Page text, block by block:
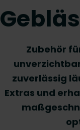
Zubehör
zuverlässig
Extras und